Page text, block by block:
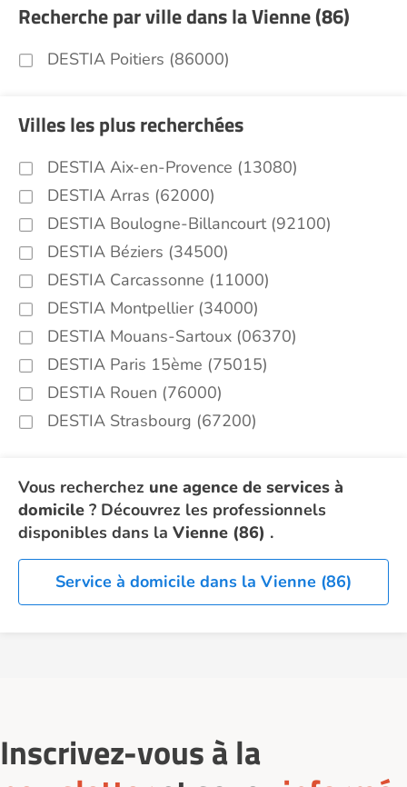
Recherche par ville dans la Vienne (86)
DESTIA Poitiers (86000)
Villes les plus recherchées
DESTIA Aix-en-Provence (13080)
DESTIA Arras (62000)
DESTIA Boulogne-Billancourt (92100)
DESTIA Béziers (34500)
DESTIA Carcassonne (11000)
DESTIA Montpellier (34000)
DESTIA Mouans-Sartoux (06370)
DESTIA Paris 15ème (75015)
DESTIA Rouen (76000)
DESTIA Strasbourg (67200)
Vous recherchez une agence de services à
domicile ? Découvrez les professionnels
disponibles dans la Vienne (86) .
Service à domicile dans la Vienne (86)
Inscrivez-vous à la